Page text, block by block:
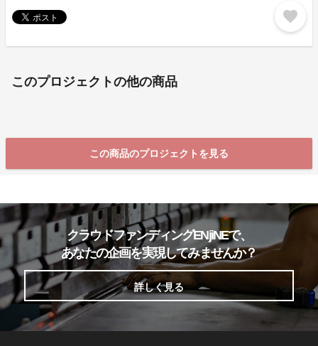
favorite
このプロジェクトの他の商品
この商品のプロジェクトを見る
クラウドファンディングENjiNEで、
あなたの企画を実現してみませんか？
詳しく見る